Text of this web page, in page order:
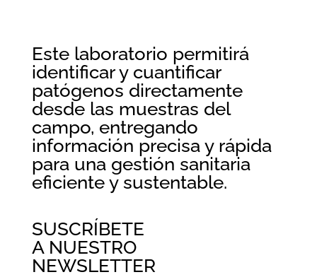
Este laboratorio permitirá
identificar y cuantificar
patógenos directamente
desde las muestras del
campo, entregando
información precisa y rápida
para una gestión sanitaria
eficiente y sustentable.
SUSCRÍBETE
A NUESTRO
NEWSLETTER